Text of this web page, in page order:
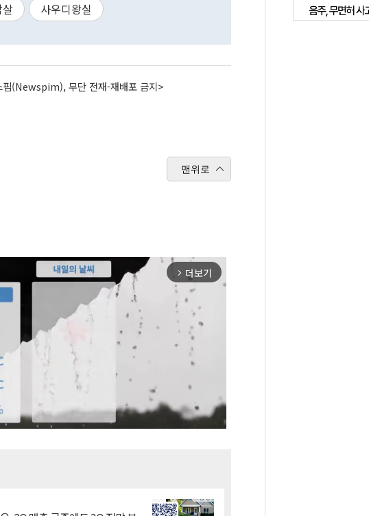
사우디왕실
핌(Newspim), 무단 전재-재배포 금지>
맨위로
arrow_forward_ios 더보기